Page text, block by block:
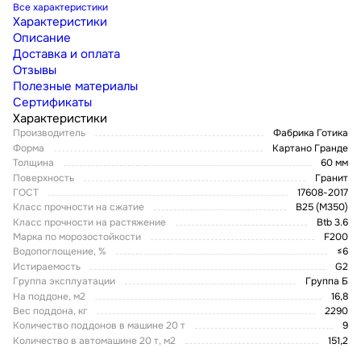
Все характеристики
Характеристики
Описание
Доставка и оплата
Отзывы
Полезные материалы
Сертификаты
Характеристики
Производитель
Фабрика Готика
Форма
Картано Гранде
Толщина
60 мм
Поверхность
Гранит
ГОСТ
17608-2017
Класс прочности на сжатие
В25 (М350)
Класс прочности на растяжение
Btb 3.6
Марка по морозостойкости
F200
Водопоглощение, %
≤6
Истираемость
G2
Группа эксплуатации
Группа Б
На поддоне, м2
16,8
Вес поддона, кг
2290
Количество поддонов в машине 20 т
9
Количество в автомашине 20 т, м2
151,2